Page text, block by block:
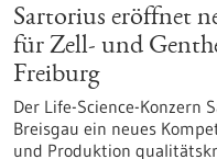
Sartorius eröffnet
für Zell- und
Freiburg
Der Life-Science-Konzern
Breisgau ein neues
und Produktion